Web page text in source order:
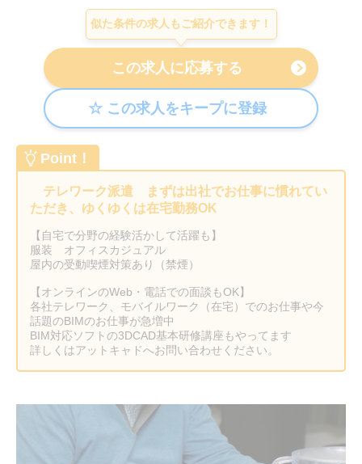
似た条件の求人もご紹介できます！
Point！
テレワーク派遣 まずは出社でお仕事に慣れてい
ただき、ゆくゆくは在宅勤務OK
【自宅で分野の経験活かして活躍も】
服装 オフィスカジュアル
屋内の受動喫煙対策あり（禁煙）
【オンラインのWeb・電話での面談もOK】
各社テレワーク、モバイルワーク（在宅）でのお仕事や今
話題のBIMのお仕事が急増中
BIM対応ソフトの3DCAD基本研修講座もやってます
詳しくはアットキャドへお問い合わせください。